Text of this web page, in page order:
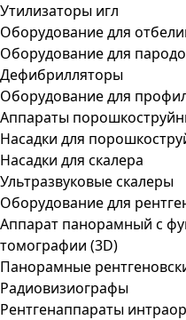
Утилизаторы игл
Оборудование для
Оборудование для
Дефибрилляторы
Оборудование для
Аппараты
Насадки для
Насадки для скалера
Ультразвуковые скалеры
Оборудование для
Аппарат панорамный с
томографии (3D)
Панорамные
Радиовизиографы
Рентгенаппараты